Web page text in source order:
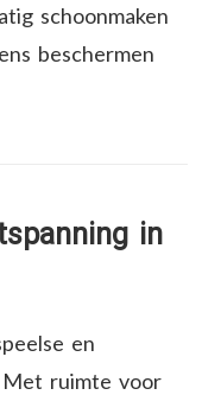
schoonmaken
beschermen
in
en
ruimte voor